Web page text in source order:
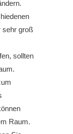
sehr groß
sollten
Raum.